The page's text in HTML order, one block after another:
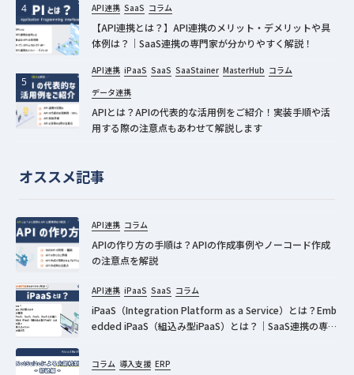
API連携 SaaS コラム
【API連携とは？】API連携のメリット・デメリットや具
体例は？｜SaaS連携の専門家が分かりやすく解説！
API連携 iPaaS SaaS SaaStainer MasterHub コラム
データ連携
APIとは？APIの代表的な活用例をご紹介！実装手順や活
用する際の注意点もあわせて解説します
オススメ記事
API連携 コラム
APIの作り方の手順は？APIの作成事例やノーコード作成
の注意点を解説
API連携 iPaaS SaaS コラム
iPaaS（Integration Platform as a Service）とは？Emb
edded iPaaS（組込み型iPaaS）とは？｜SaaS連携の専門
コラム 導入支援 ERP